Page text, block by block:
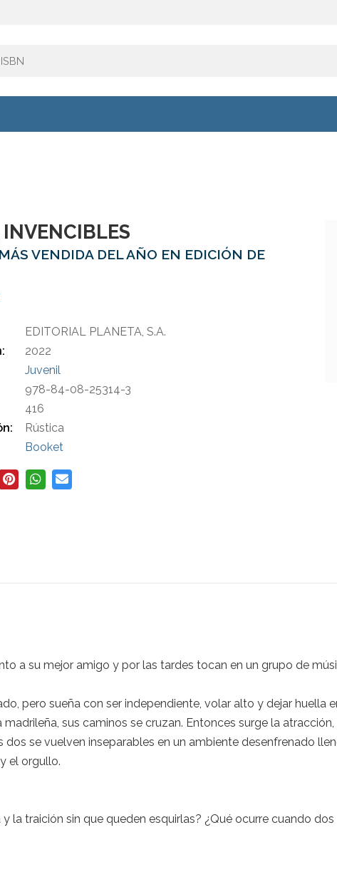
VENDIDA DEL AÑO EN EDICIÓN DE
EDITORIAL PLANETA, S.A.
2022
Juvenil
978-84-08-25314-3
416
Rústica
Booket
a su mejor amigo y por las tardes tocan en un grupo de
pero sueña con ser independiente, volar alto y dejar huella
sus caminos se cruzan. Entonces surge la
se vuelven inseparables en un ambiente desenfrenado
el orgullo.
la traición sin que queden esquirlas? ¿Qué ocurre cuando